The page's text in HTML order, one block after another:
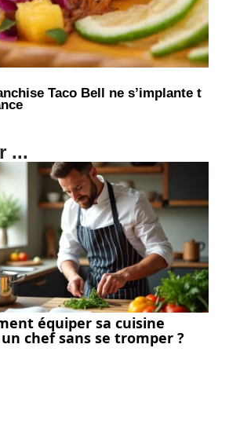
Taco Bell ne s’implante t
...
équiper sa cuisine
chef sans se tromper ?